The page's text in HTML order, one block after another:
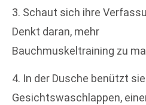
3. Schaut sich ihre
Denkt daran, mehr
Bauchmuskeltraining zu
4. In der Dusche benützt
Gesichtswaschlappen,